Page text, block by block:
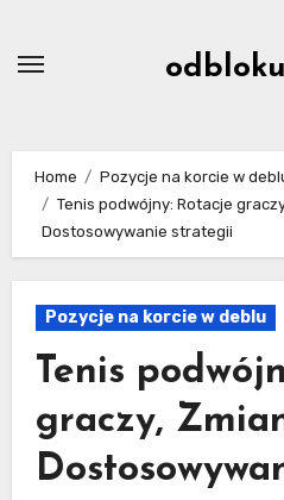
Home
Pozycje na korcie w
Tenis podwójny: Rotacje
Dostosowywanie strategii
Pozycje na korcie w deblu
Tenis
graczy,